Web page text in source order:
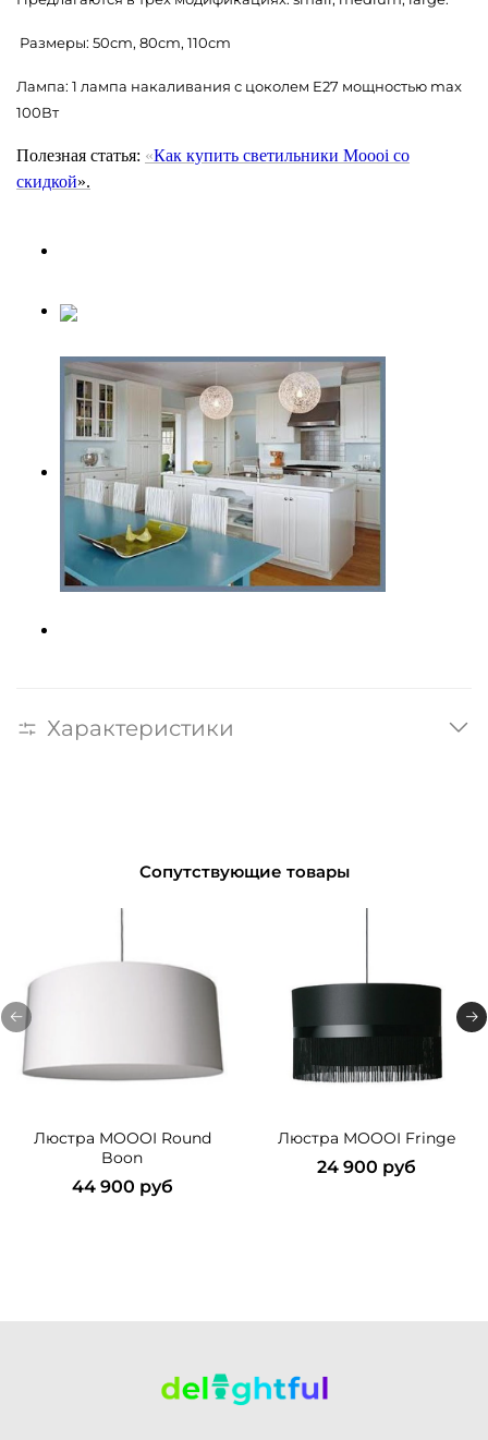
Размеры: 50cm, 80cm, 110cm
Лампа: 1 лампа накаливания с цоколем E27 мощностью max
100Вт
Полезная статья: «Как купить светильники Moooi со
скидкой».
Характеристики
Сопутствующие товары
Люстра MOOOI Round
Boon
44 900 руб
Люстра MOOOI Fringe
24 900 руб